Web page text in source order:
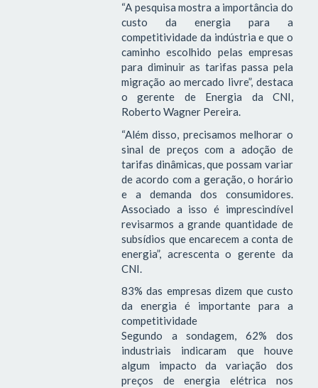
“A pesquisa mostra a importância do
custo da energia para a
competitividade da indústria e que o
caminho escolhido pelas empresas
para diminuir as tarifas passa pela
migração ao mercado livre”, destaca
o gerente de Energia da CNI,
Roberto Wagner Pereira.
“Além disso, precisamos melhorar o
sinal de preços com a adoção de
tarifas dinâmicas, que possam variar
de acordo com a geração, o horário
e a demanda dos consumidores.
Associado a isso é imprescindível
revisarmos a grande quantidade de
subsídios que encarecem a conta de
energia”, acrescenta o gerente da
CNI.
83% das empresas dizem que custo
da energia é importante para a
competitividade
Segundo a sondagem, 62% dos
industriais indicaram que houve
algum impacto da variação dos
preços de energia elétrica nos